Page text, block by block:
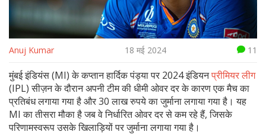
Anuj Kumar 18 मई 2024 11
मुंबई इंडियंस (MI) के कप्तान हार्दिक पंड्या पर 2024 इंडियनप्रीमियर लीग
(IPL) सीज़न के दौरान अपनी टीम की धीमी ओवर दर के कारण एक मैच का
प्रतिबंध लगाया गया है और 30 लाख रुपये का जुर्माना लगाया गया है। यह
MI का तीसरा मौका है जब वे निर्धारित ओवर दर से कम रहे हैं, जिसके
परिणामस्वरूप उसके खिलाड़ियों पर जुर्माना लगाया गया है।